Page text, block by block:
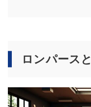
ロンパース